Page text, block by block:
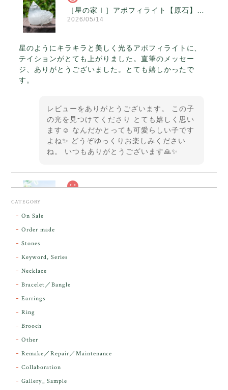
2026/05/14
星のようにキラキラと美しく光るアポフィライトに、
テイションがとても上がりました。直筆のメッセー
ジ、ありがとうございました。とても嬉しかったで
す。
レビューをありがとうございます。 この子
の光を見つけてくださり とても嬉しく思い
ます☺️ なんだかとっても可愛らしい子です
よね✨ どうぞゆっくりお楽しみください
ね。 いつもありがとうございます🙏✨
ンダラで感動しました。素敵な箱と和紙で石を包んで
下さり、ありがとうございました。
レビューをありがとうございます。 実物を
こそ この度は誠にありがとうございまし
CATEGORY
On Sale
Order made
Stones
Keyword, Series
Necklace
Bracelet／Bangle
Earrings
Ring
Brooch
Other
Remake／Repair／Maintenance
Collaboration
Gallery_ Sample